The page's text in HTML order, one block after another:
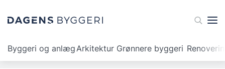
Byggeri og anlægArkitektur Grønnere byggeri